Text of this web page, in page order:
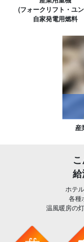
(フォークリフト・ユ
自家発電用燃料
産
ホテ
各種
温風暖房の